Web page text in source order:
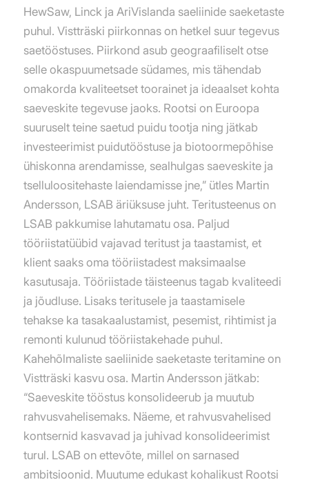
HewSaw, Linck ja AriVislanda saeliinide saeketaste
puhul. Vistträski piirkonnas on hetkel suur tegevus
saetööstuses. Piirkond asub geograafiliselt otse
selle okaspuumetsade südames, mis tähendab
omakorda kvaliteetset toorainet ja ideaalset kohta
saeveskite tegevuse jaoks. Rootsi on Euroopa
suuruselt teine saetud puidu tootja ning jätkab
investeerimist puidutööstuse ja biotoormepõhise
ühiskonna arendamisse, sealhulgas saeveskite ja
tselluloositehaste laiendamisse jne,” ütles Martin
Andersson, LSAB äriüksuse juht. Teritusteenus on
LSAB pakkumise lahutamatu osa. Paljud
tööriistatüübid vajavad teritust ja taastamist, et
klient saaks oma tööriistadest maksimaalse
kasutusaja. Tööriistade täisteenus tagab kvaliteedi
ja jõudluse. Lisaks teritusele ja taastamisele
tehakse ka tasakaalustamist, pesemist, rihtimist ja
remonti kulunud tööriistakehade puhul.
Kahehõlmaliste saeliinide saeketaste teritamine on
Vistträski kasvu osa. Martin Andersson jätkab:
“Saeveskite tööstus konsolideerub ja muutub
rahvusvahelisemaks. Näeme, et rahvusvahelised
kontsernid kasvavad ja juhivad konsolideerimist
turul. LSAB on ettevõte, millel on sarnased
ambitsioonid. Muutume edukast kohalikust Rootsi